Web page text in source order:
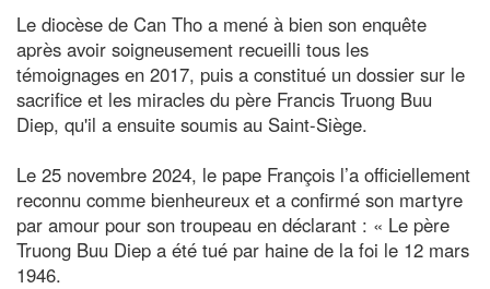
Le diocèse de Can Tho a mené à bien son enquête
après avoir soigneusement recueilli tous les
témoignages en 2017, puis a constitué un dossier sur le
sacrifice et les miracles du père Francis Truong Buu
Diep, qu'il a ensuite soumis au Saint-Siège.
Le 25 novembre 2024, le pape François l’a officiellement
reconnu comme bienheureux et a confirmé son martyre
par amour pour son troupeau en déclarant : « Le père
Truong Buu Diep a été tué par haine de la foi le 12 mars
1946.